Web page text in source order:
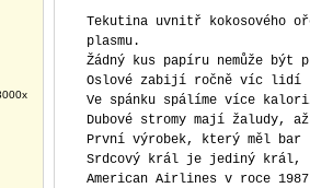
Tekutina uvnitř kokosového
plasmu.
Žádný kus papíru nemůže být
Oslové zabijí ročně víc lidí
Ve spánku spálíme více
Dubové stromy mají žaludy,
První výrobek, který měl bar
Srdcový král je jediný král,
American Airlines v roce